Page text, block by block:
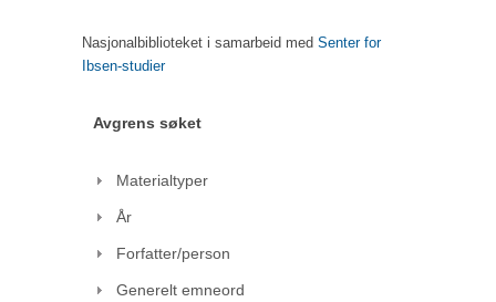
Nasjonalbiblioteket i samarbeid med Senter for
Ibsen-studier
Avgrens søket
Materialtyper
År
Forfatter/person
Generelt emneord